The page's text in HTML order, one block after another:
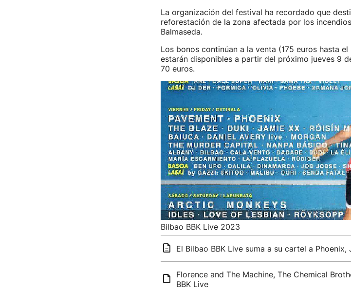
La organización del festival ha recordado que
reforestación de la zona afectada por los
Balmaseda.
Los bonos continúan a la venta (175 euros hasta
estarán disponibles a partir del próximo jueves 9
70 euros.
Bilbao BBK Live 2023
El Bilbao BBK Live suma a su cartel a
Florence and The Machine, The Chemical
BBK Live